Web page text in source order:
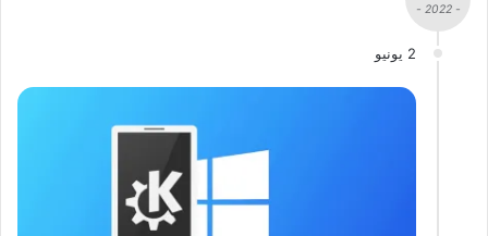
- 2022 -
2 يونيو